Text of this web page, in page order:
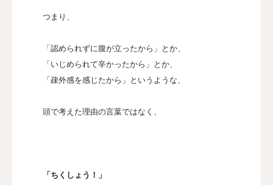
つまり、
「認められずに腹が立ったから」とか、
「いじめられて辛かったから」とか、
「疎外感を感じたから」というような、
頭で考えた理由の言葉ではなく、
「ちくしょう！」